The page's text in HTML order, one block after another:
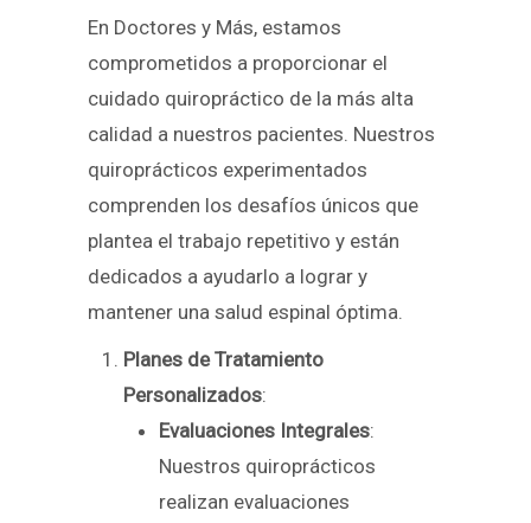
En Doctores y Más, estamos
comprometidos a proporcionar el
cuidado quiropráctico de la más alta
calidad a nuestros pacientes. Nuestros
quiroprácticos experimentados
comprenden los desafíos únicos que
plantea el trabajo repetitivo y están
dedicados a ayudarlo a lograr y
mantener una salud espinal óptima.
Planes de Tratamiento
Personalizados:
Evaluaciones Integrales:
Nuestros quiroprácticos
realizan evaluaciones